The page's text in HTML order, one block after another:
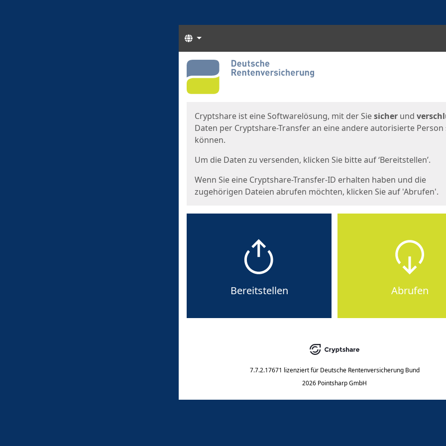
Sprachen
Start
Cryptshare ist eine Softwarelösung, mit der Siesicher und
Daten per Cryptshare-Transfer an eine andere autorisierte Person
können.
Um die Daten zu versenden, klicken Sie bitte auf ‘Bereitstellen’.
Wenn Sie eine Cryptshare-Transfer-ID erhalten haben und die
zugehörigen Dateien abrufen möchten, klicken Sie auf 'Abrufen'.
Bereitstellen Abrufen
7.7.2.17671 lizenziert für Deutsche Rentenversicherung Bund
2026 Pointsharp GmbH